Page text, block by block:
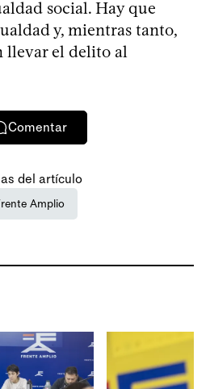
social. Hay que
y, mientras tanto,
llevar el delito al
Comentar
del artículo
Amplio